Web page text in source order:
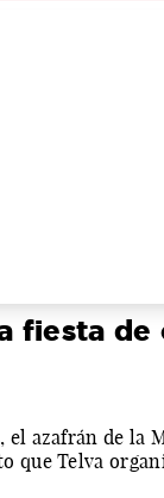
fiesta de
el azafrán de la
que Telva